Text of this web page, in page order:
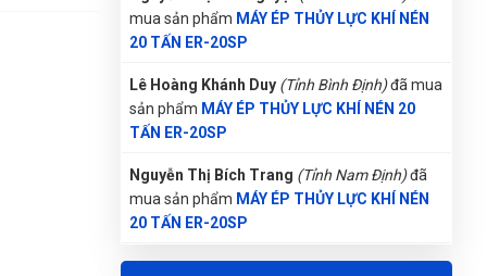
sản phẩm MÁY ÉP THỦY LỰC KHÍ NÉN 20
TẤN ER-20SP
Nguyễn Thị Bích Trang(Tỉnh Nam Định) đã
mua sản phẩm MÁY ÉP THỦY LỰC KHÍ NÉN
20 TẤN ER-20SP
Thu Diễm (Tỉnh Thừa Thiên Huế)đã mua sản
phẩmMÁY ÉP THỦY LỰC KHÍ NÉN 20 TẤN
ER-20SP
Nguyễn Tuấn An(Tỉnh Phú Yên)đã mua sản